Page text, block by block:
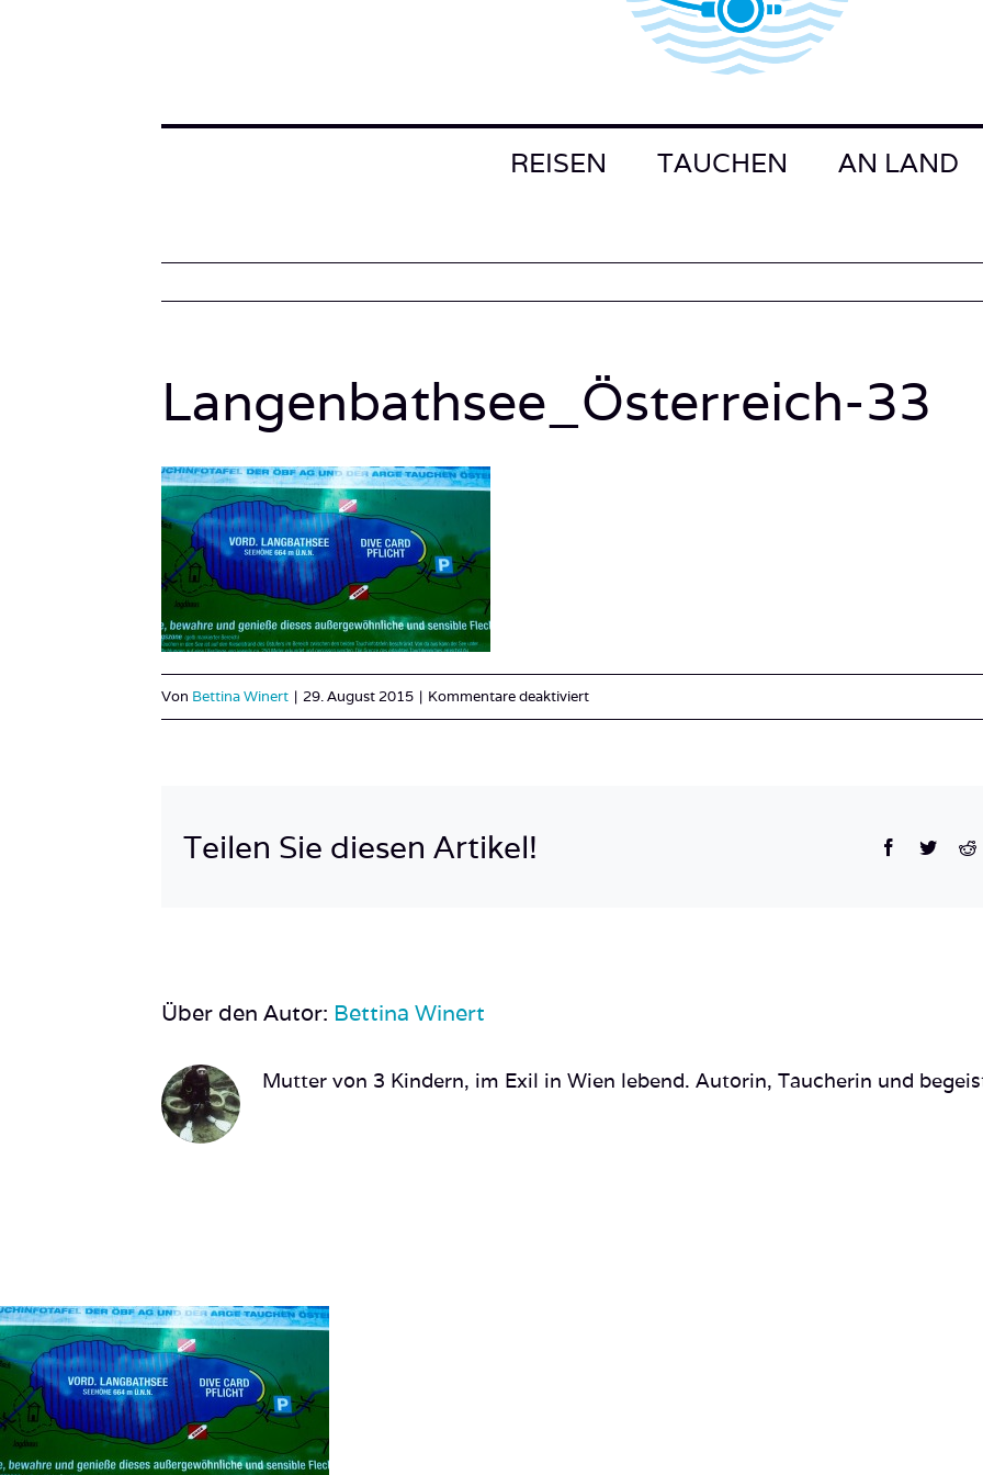
REISEN TAUCHEN AN LAND
Langenbathsee_Österreich-33
Von Bettina Winert | 29. August 2015 | Kommentare deaktiviertfür
Teilen Sie diesen Artikel! Facebook
Twitter
Über den Autor: Bettina Winert
Mutter von 3 Kindern, im Exil in Wien lebend. Autorin, Taucherin und